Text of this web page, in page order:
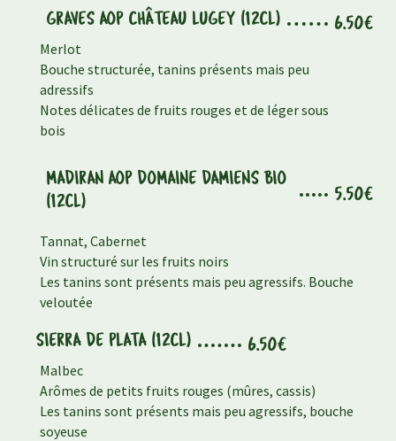
GRAVES AOP CHÂTEAU LUGEY (12CL) 6.50€
Merlot
Bouche structurée, tanins présents mais peu
adressifs
Notes délicates de fruits rouges et de léger sous
bois
MADIRAN AOP DOMAINE DAMIENS BIO
(12CL)
5.50€
Tannat, Cabernet
Vin structuré sur les fruits noirs
Les tanins sont présents mais peu agressifs. Bouche
veloutée
SIERRA DE PLATA (12CL) 6.50€
Malbec
Arômes de petits fruits rouges (mûres, cassis)
Les tanins sont présents mais peu agressifs, bouche
soyeuse